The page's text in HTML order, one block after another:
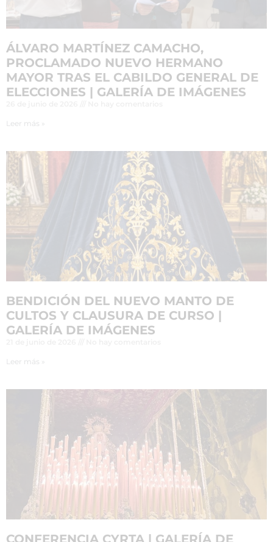
ÁLVARO MARTÍNEZ CAMACHO,
PROCLAMADO NUEVO HERMANO
MAYOR TRAS EL CABILDO GENERAL DE
ELECCIONES | GALERÍA DE IMÁGENES
Leer más »
BENDICIÓN DEL NUEVO MANTO DE
CULTOS Y CLAUSURA DE CURSO |
GALERÍA DE IMÁGENES
Leer más »
CONFERENCIA CYRTA | GALERÍA DE